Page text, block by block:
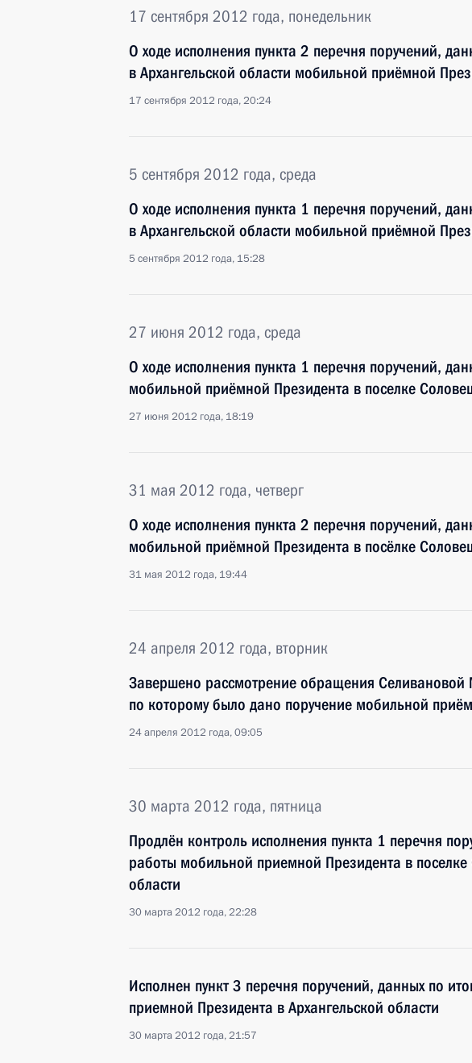
17 сентября 2012 года, понедельник
О ходе исполнения пункта 2 перечня поручений,
в Архангельской области мобильной приёмной
17 сентября 2012 года, 20:24
5 сентября 2012 года, среда
О ходе исполнения пункта 1 перечня поручений,
в Архангельской области мобильной приёмной
5 сентября 2012 года, 15:28
27 июня 2012 года, среда
О ходе исполнения пункта 1 перечня поручений,
мобильной приёмной Президента в поселке
27 июня 2012 года, 18:19
31 мая 2012 года, четверг
О ходе исполнения пункта 2 перечня поручений,
мобильной приёмной Президента в посёлке
31 мая 2012 года, 19:44
24 апреля 2012 года, вторник
Завершено рассмотрение обращения Селивановой
по которому было дано поручение мобильной
24 апреля 2012 года, 09:05
30 марта 2012 года, пятница
Продлён контроль исполнения пункта 1 перечня
работы мобильной приемной Президента в поселке
области
30 марта 2012 года, 22:28
Исполнен пункт 3 перечня поручений, данных по
приемной Президента в Архангельской области
30 марта 2012 года, 21:57